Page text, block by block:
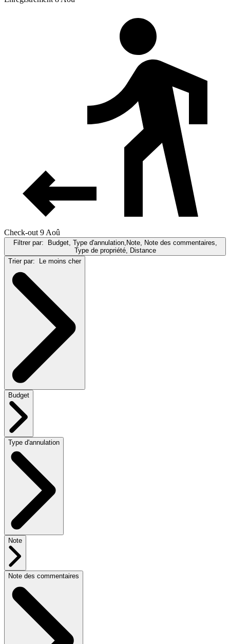
Check-out 9 Aoû
Filtrer par:
Budget, Type d'annulation,Note, Note des commentaires,
Type de propriété, Distance
Trier par:
Le moins cher
Budget
Type d'annulation
Note
Note des commentaires